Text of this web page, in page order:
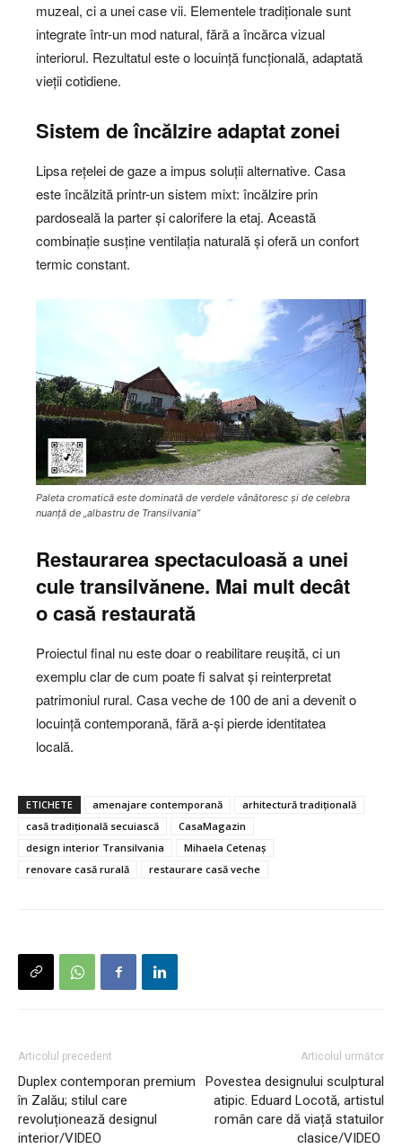
muzeal, ci a unei case vii. Elementele tradiționale sunt
integrate într-un mod natural, fără a încărca vizual
interiorul. Rezultatul este o locuință funcțională, adaptată
vieții cotidiene.
Sistem de încălzire adaptat zonei
Lipsa rețelei de gaze a impus soluții alternative. Casa
este încălzită printr-un sistem mixt: încălzire prin
pardoseală la parter și calorifere la etaj. Această
combinație susține ventilația naturală și oferă un confort
termic constant.
Paleta cromatică este dominată de verdele vânătoresc și de celebra
nuanță de „albastru de Transilvania”
Restaurarea spectaculoasă a unei
cule transilvănene. Mai mult decât
o casă restaurată
Proiectul final nu este doar o reabilitare reușită, ci un
exemplu clar de cum poate fi salvat și reinterpretat
patrimoniul rural. Casa veche de 100 de ani a devenit o
locuință contemporană, fără a-și pierde identitatea
locală.
ETICHETE amenajare contemporană
arhitectură tradițională
casă tradițională secuiască
CasaMagazin
design interior Transilvania
Mihaela Cetenaș
renovare casă rurală
restaurare casă veche
Articolul precedent
Duplex contemporan premium
în Zalău; stilul care
revoluționează designul
interior/VIDEO
Articolul următor
Povestea designului sculptural
atipic. Eduard Locotă, artistul
român care dă viață statuilor
clasice/VIDEO